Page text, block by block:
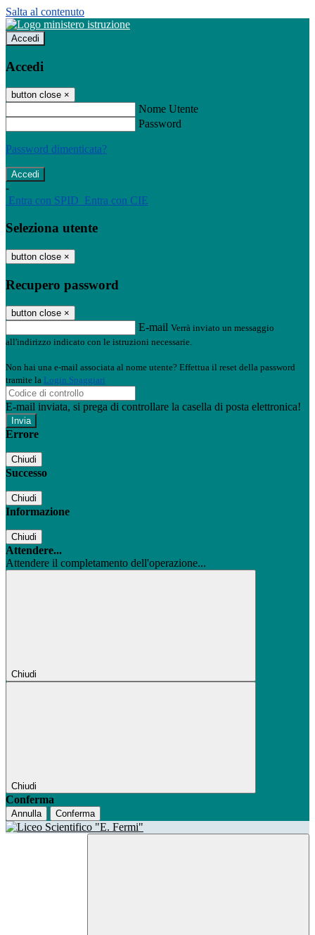
Salta al contenuto
Accedi
Accedi
button close ×
Nome Utente
Password
Password dimenticata?
-
Entra con SPID Entra con CIE
Seleziona utente
button close ×
Recupero password
button close ×
E-mail Verrà inviato un messaggio
all'indirizzo indicato con le istruzioni necessarie.
Non hai una e-mail associata al nome utente? Effettua il reset della password
tramite la Login Spaggiari
E-mail inviata, si prega di controllare la casella di posta elettronica!
Errore
Chiudi
Successo
Chiudi
Informazione
Chiudi
Attendere...
Attendere il completamento dell'operazione...
Chiudi
Chiudi
Conferma
Annulla Conferma